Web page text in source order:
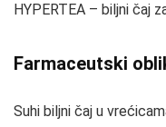
HYPERTEA – biljni čaj
Farmaceutski
Suhi biljni čaj u